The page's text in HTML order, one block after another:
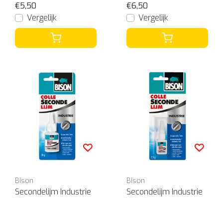
€5,50
Vergelijk
€6,50
Vergelijk
Bison
Secondelijm Industrie
Bison
Secondelijm Industrie